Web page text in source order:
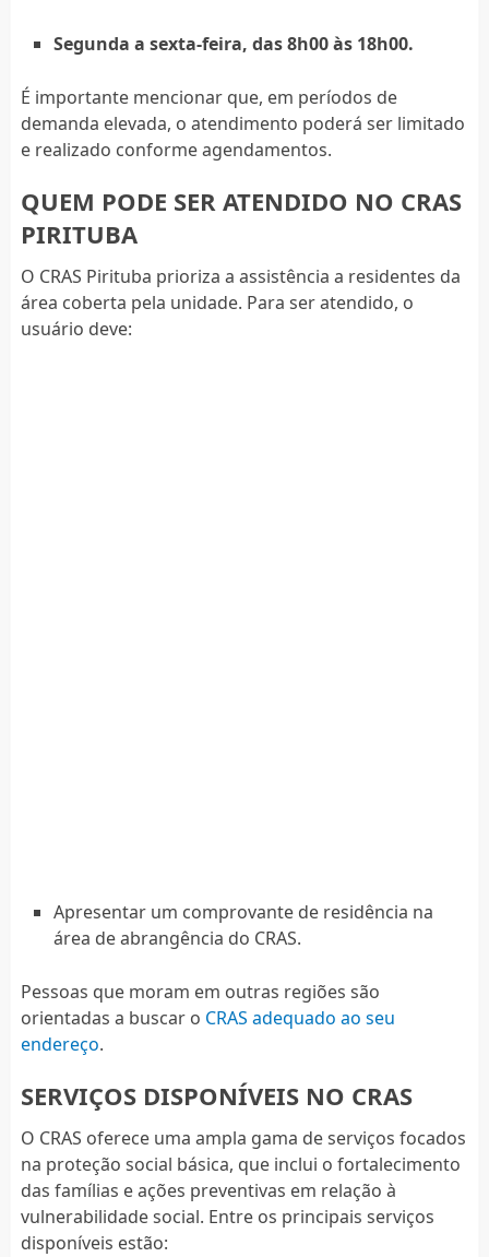
Segunda a sexta-feira, das 8h00 às 18h00.
É importante mencionar que, em períodos de
demanda elevada, o atendimento poderá ser limitado
e realizado conforme agendamentos.
QUEM PODE SER ATENDIDO NO CRAS
PIRITUBA
O CRAS Pirituba prioriza a assistência a residentes da
área coberta pela unidade. Para ser atendido, o
usuário deve:
Apresentar um comprovante de residência na
área de abrangência do CRAS.
Pessoas que moram em outras regiões são
orientadas a buscar o CRAS adequado ao seu
endereço.
SERVIÇOS DISPONÍVEIS NO CRAS
O CRAS oferece uma ampla gama de serviços focados
na proteção social básica, que inclui o fortalecimento
das famílias e ações preventivas em relação à
vulnerabilidade social. Entre os principais serviços
disponíveis estão: